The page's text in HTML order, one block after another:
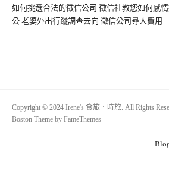
如何挑選合法的徵信公司 徵信社教您如何感
公 老婆外出行蹤調查去向 徵信公司尋人費用
Copyright © 2024 Irene's 食旅．時旅. All Rights
Boston Theme by FameThemes